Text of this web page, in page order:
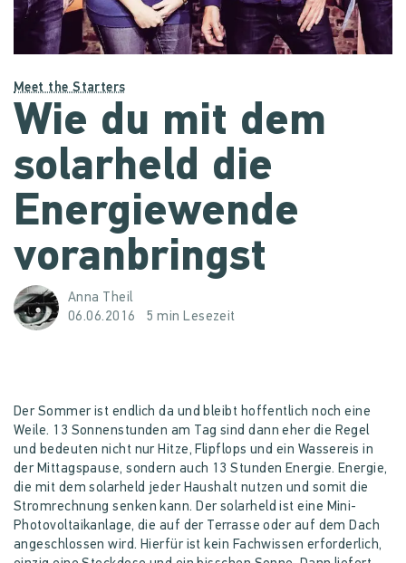
Meet the Starters
Wie du mit dem
solarheld die
Energiewende
voranbringst
Anna Theil
06.06.2016
5 min Lesezeit
Der Sommer ist endlich da und bleibt hoffentlich noch eine
Weile. 13 Sonnenstunden am Tag sind dann eher die Regel
und bedeuten nicht nur Hitze, Flipflops und ein Wassereis in
der Mittagspause, sondern auch 13 Stunden Energie. Energie,
die mit dem solarheld jeder Haushalt nutzen und somit die
Stromrechnung senken kann. Der solarheld ist eine Mini-
Photovoltaikanlage, die auf der Terrasse oder auf dem Dach
angeschlossen wird. Hierfür ist kein Fachwissen erforderlich,